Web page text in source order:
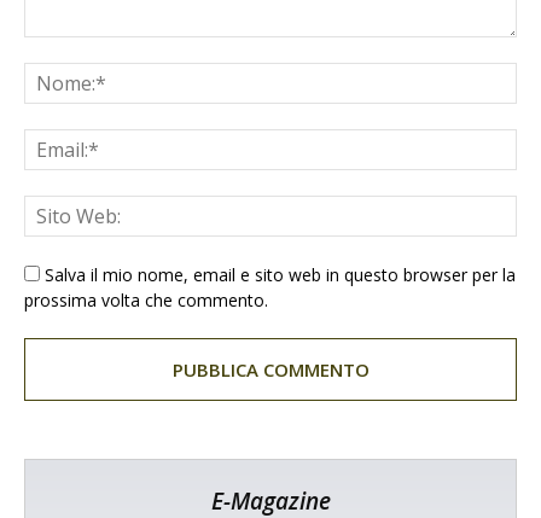
Salva il mio nome, email e sito web in questo browser per la
prossima volta che commento.
E-Magazine